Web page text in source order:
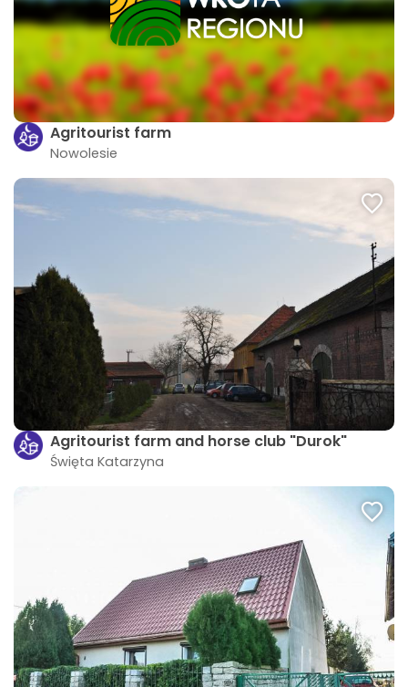
Agritourist farm
Nowolesie
Agritourist farm and horse club "Durok"
Święta Katarzyna